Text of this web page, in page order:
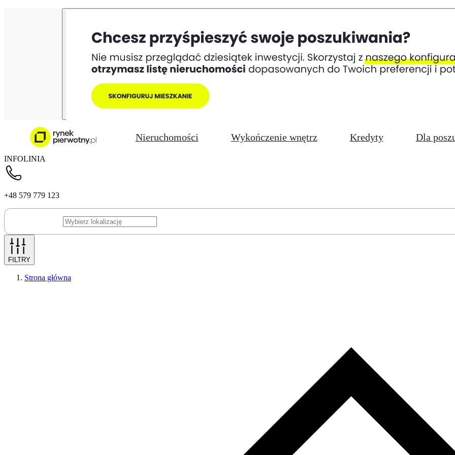
Nieruchomości Wykończenie wnętrz Kredyty Dla
INFOLINIA
+48 579 779 123
FILTRY
Strona główna